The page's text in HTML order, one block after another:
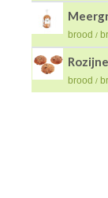
brood /
brood /